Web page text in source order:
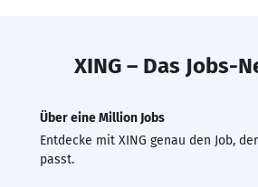
XING – Das Jobs-
Über eine Million Jobs
Entdecke mit XING genau den Job,
passt.